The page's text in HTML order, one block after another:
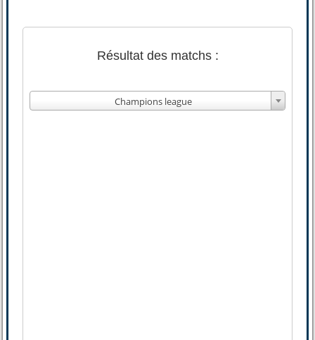
Résultat des matchs :
Champions league